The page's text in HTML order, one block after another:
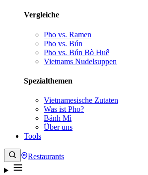
Vergleiche
Pho vs. Ramen
Pho vs. Bún
Pho vs. Bún Bò Huế
Vietnams Nudelsuppen
Spezialthemen
Vietnamesische Zutaten
Was ist Pho?
Bánh Mì
Über uns
Tools
Restaurants